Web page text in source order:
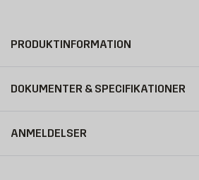
PRODUKTINFORMATION
DOKUMENTER & SPECIFIKATIONER
ANMELDELSER